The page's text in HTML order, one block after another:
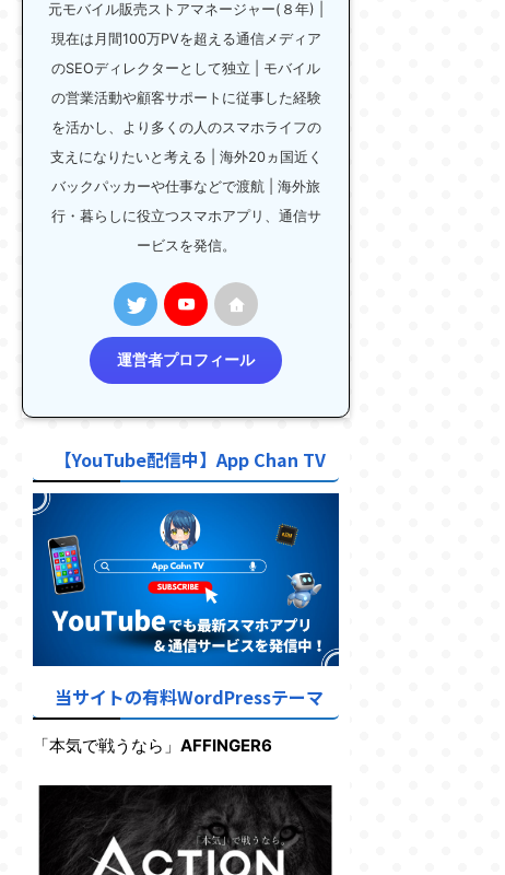
元モバイル販売ストアマネージャー(８年) |
現在は月間100万PVを超える通信メディア
のSEOディレクターとして独立 | モバイル
の営業活動や顧客サポートに従事した経験
を活かし、より多くの人のスマホライフの
支えになりたいと考える | 海外20ヵ国近く
バックパッカーや仕事などで渡航 | 海外旅
行・暮らしに役立つスマホアプリ、通信サ
ービスを発信。
運営者プロフィール
【YouTube配信中】App Chan TV
当サイトの有料WordPressテーマ
「本気で戦うなら」 AFFINGER6